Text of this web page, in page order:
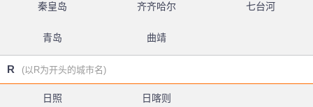
秦皇岛 齐齐哈尔 七台河
青岛 曲靖
R (以R为开头的城市名)
日照 日喀则